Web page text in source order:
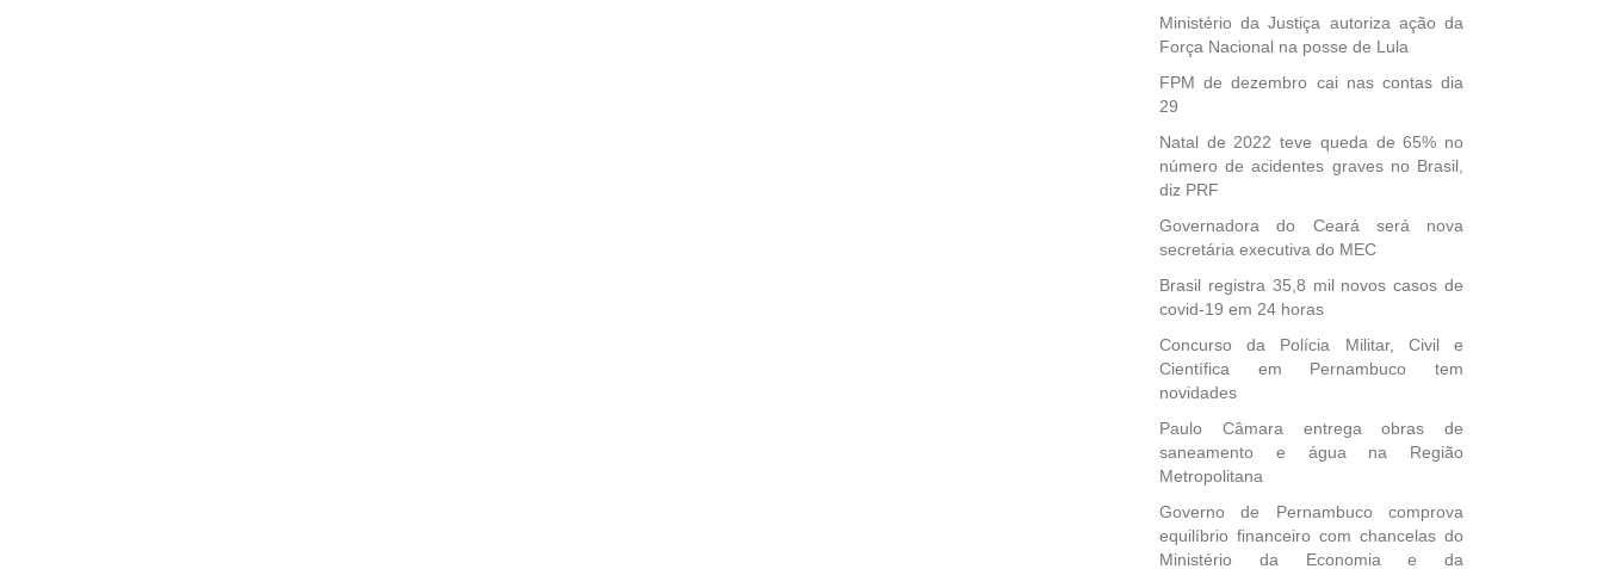
Ministério da Justiça autoriza ação da
Força Nacional na posse de Lula
FPM de dezembro cai nas contas dia
29
Natal de 2022 teve queda de 65% no
número de acidentes graves no Brasil,
diz PRF
Governadora do Ceará será nova
secretária executiva do MEC
Brasil registra 35,8 mil novos casos de
covid-19 em 24 horas
Concurso da Polícia Militar, Civil e
Científica em Pernambuco tem
novidades
Paulo Câmara entrega obras de
saneamento e água na Região
Metropolitana
Governo de Pernambuco comprova
equilíbrio financeiro com chancelas do
Ministério da Economia e da